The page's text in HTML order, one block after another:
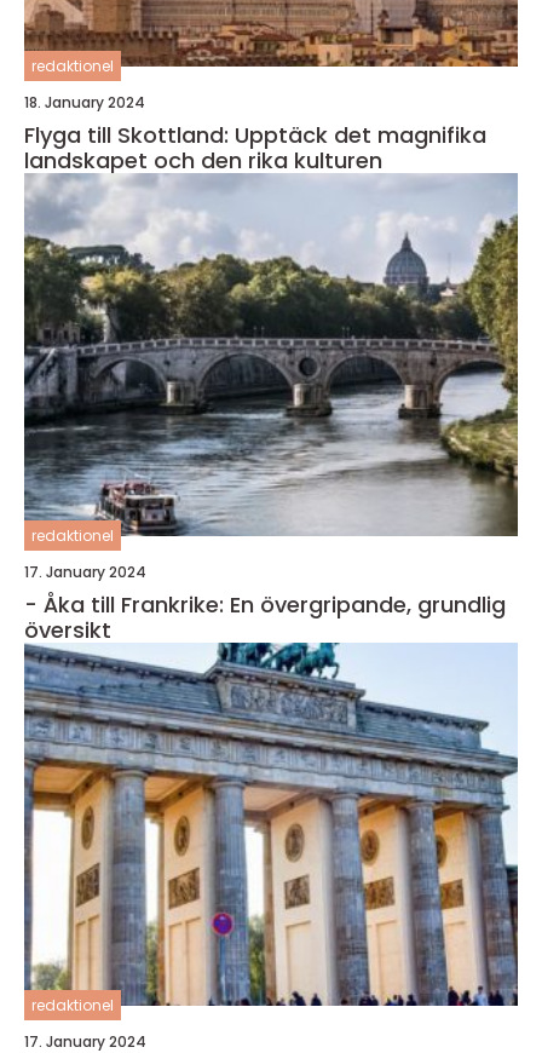
redaktionel
18. January 2024
Flyga till Skottland: Upptäck det magnifika
landskapet och den rika kulturen
redaktionel
17. January 2024
- Åka till Frankrike: En övergripande, grundlig
översikt
redaktionel
17. January 2024